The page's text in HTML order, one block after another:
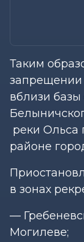
Таким
запрещении
вблизи базы
реки Ольса
районе
в зонах
—
Могилеве;